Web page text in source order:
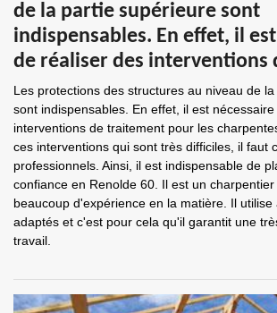
de la partie supérieure sont
indispensables. En effet, il
de réaliser des interventions
Les protections des structures au niveau de
sont indispensables. En effet, il est
interventions de traitement pour les
ces interventions qui sont très difficiles, il faut
professionnels. Ainsi, il est indispensable de
confiance en Renolde 60. Il est un
beaucoup d'expérience en la matière. Il
adaptés et c'est pour cela qu'il garantit une
travail.